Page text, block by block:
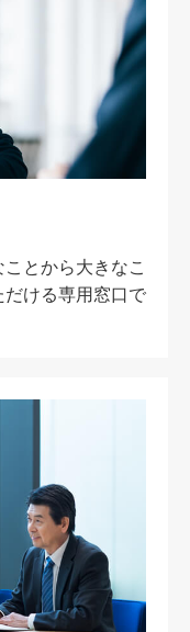
とから大きなこ
だける専用窓口で